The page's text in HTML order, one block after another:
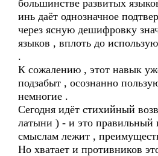
большинстве развитых
инь даёт однозначное
через ясную дешифровку
языков , вплоть до
.
К сожалению , этот навык
подзабыт , осознанно
немногие .
Сегодня идёт стихийный
латыни ) - и это правильный
смыслам лежит ,
Но хватает и противников